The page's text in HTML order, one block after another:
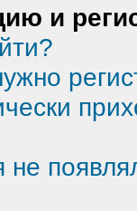
и
не